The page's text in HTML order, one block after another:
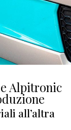
Alpitronic
all’altra